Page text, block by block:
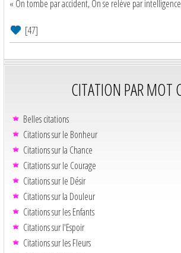
« On tombe par accident, On se relève par
[47]
CITATION PAR MOT
Belles citations
Citations sur le Bonheur
Citations sur la Chance
Citations sur le Courage
Citations sur le Désir
Citations sur la Douleur
Citations sur les Enfants
Citations sur l'Espoir
Citations sur les Fleurs